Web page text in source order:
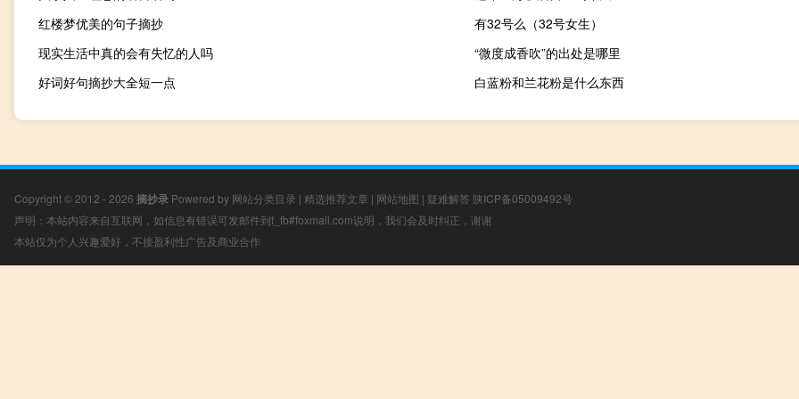
红楼梦优美的句子摘抄
有32号么（32号女生）
现实生活中真的会有失忆的人吗
“微度成香吹”的出处是哪里
好词好句摘抄大全短一点
白蓝粉和兰花粉是什么东西
Copyright © 2012 - 2026 摘抄录 Powered by 网站分类目录 | 精选推荐文章 | 网站地图 | 疑难解答 陕ICP备05009492号
声明：本站内容来自互联网，如信息有错误可发邮件到f_fb#foxmail.com说明，我们会及时纠正，谢谢
本站仅为个人兴趣爱好，不接盈利性广告及商业合作